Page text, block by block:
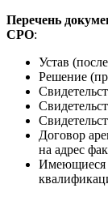
Перечень
СРО:
Устав
Решение
Договор
на адрес
Имеющиеся